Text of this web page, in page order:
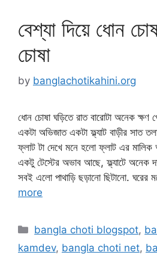
বেশ্যা দিয়ে ধোন
চোষা
by banglachotikahini.org
ধোন চোষা ঘড়িতে রাত বারোটা অনেক ক্ষণ
একটা অভিজাত একটা ফ্ল্যাট বাড়ীর সাত
ফ্লাট টা দেখে মনে হলো ফ্লাট এর মালিক
একটু টেস্টের অভাব আছে, ফ্ল্যাটে অনেক
সবই এলো পাথাড়ি ছড়ানো ছিটানো. ঘরের
more
Categories
bangla choti blogspot,
kamdev, bangla choti net,